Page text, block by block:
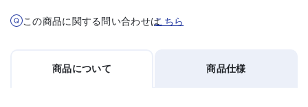
この商品に関する問い合わせはこちら
商品について 商品仕様